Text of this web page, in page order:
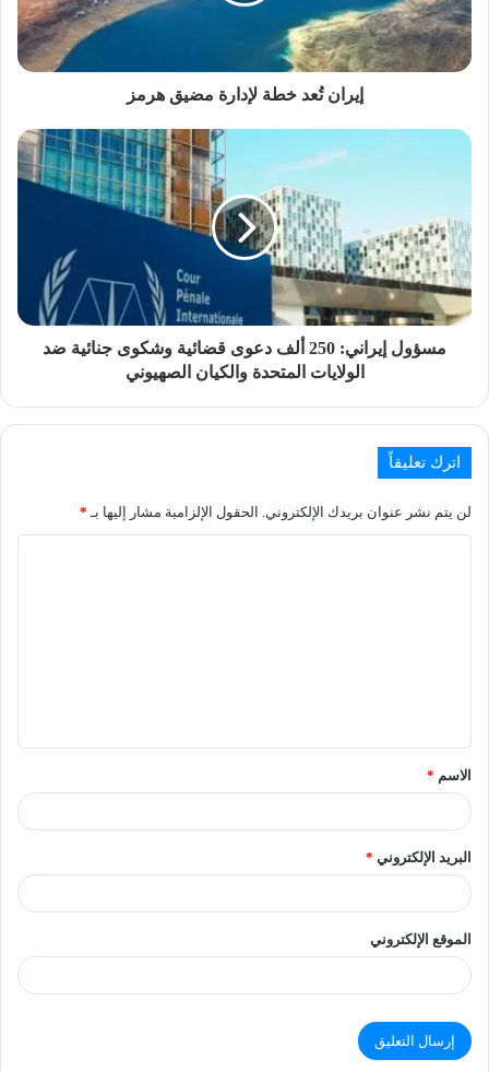
إيران تُعد خطة لإدارة مضيق هرمز
مسؤول إيراني: 250 ألف دعوى قضائية وشكوى جنائية ضد
الولايات المتحدة والكيان الصهيوني
اترك تعليقاً
لن يتم نشر عنوان بريدك الإلكتروني. الحقول الإلزامية مشار إليها بـ *
الاسم *
البريد الإلكتروني *
الموقع الإلكتروني